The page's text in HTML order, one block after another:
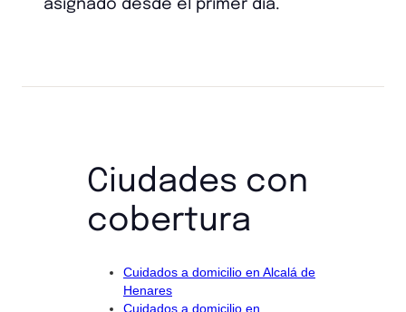
asignado desde el primer día.
Ciudades con
cobertura
Cuidados a domicilio en Alcalá de
Henares
Cuidados a domicilio en